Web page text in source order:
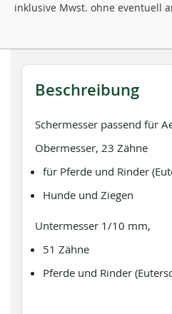
inklusive Mwst. ohne eventuell
Beschreibung
Schermesser passend für
Obermesser, 23 Zähne
für Pferde und Rinder
Hunde und Ziegen
Untermesser 1/10 mm,
51 Zähne
Pferde und Rinder